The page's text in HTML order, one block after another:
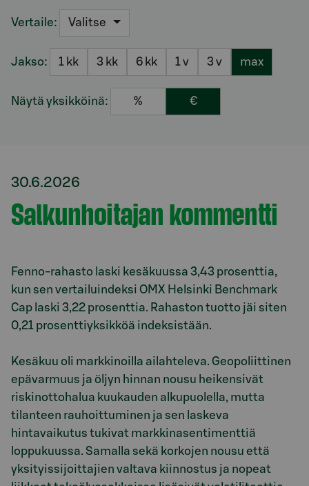
Vertaile: Valitse
Jakso: 1 kk 3 kk 6 kk 1 v 3 v max
Näytä yksikköinä: % €
30.6.2026
Salkunhoitajan kommentti
Fenno-rahasto laski kesäkuussa 3,43 prosenttia,
kun sen vertailuindeksi OMX Helsinki Benchmark
Cap laski 3,22 prosenttia. Rahaston tuotto jäi siten
0,21 prosenttiyksikköä indeksistään.
Kesäkuu oli markkinoilla ailahteleva. Geopoliittinen
epävarmuus ja öljyn hinnan nousu heikensivät
riskinottohalua kuukauden alkupuolella, mutta
tilanteen rauhoittuminen ja sen laskeva
hintavaikutus tukivat markkinasentimenttiä
loppukuussa. Samalla sekä korkojen nousu että
yksityissijoittajien valtava kiinnostus ja nopeat